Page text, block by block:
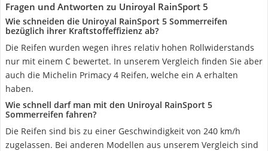
Fragen und Antworten zu Uniroyal RainSport 5
Wie schneiden die Uniroyal RainSport 5 Sommerreifen
bezüglich ihrer Kraftstoffeffizienz ab?
Die Reifen wurden wegen ihres relativ hohen Rollwiderstands
nur mit einem C bewertet. In unserem Vergleich finden Sie aber
auch die Michelin Primacy 4 Reifen, welche ein A erhalten
haben.
Wie schnell darf man mit den Uniroyal RainSport 5
Sommerreifen fahren?
Die Reifen sind bis zu einer Geschwindigkeit von 240 km/h
zugelassen. Bei anderen Modellen aus unserem Vergleich sind